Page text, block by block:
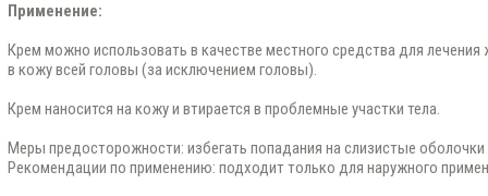
Применение:
Крем можно использовать в качестве местного средства для лечения
в кожу всей головы (за исключением головы).
Крем наносится на кожу и втирается в проблемные участки тела.
Меры предосторожности: избегать попадания на слизистые
Рекомендации по применению: подходит только для наружного